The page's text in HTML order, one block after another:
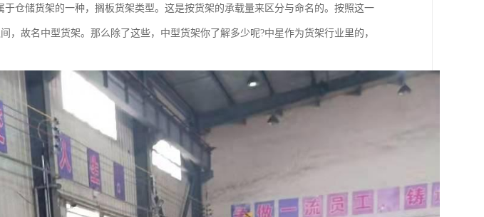
仓储货架的一种，搁板货架类型。这是按货架的承载量来区分与命名的。按照这一
，故名中型货架。那么除了这些，中型货架你了解多少呢?中星作为货架行业里的，